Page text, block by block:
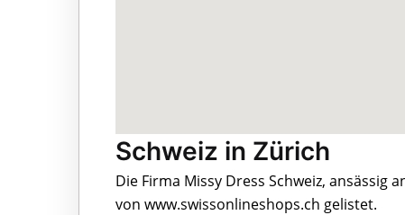
Schweiz in Zürich
Die Firma Missy Dress Schweiz, ansässig
von www.swissonlineshops.ch gelistet.